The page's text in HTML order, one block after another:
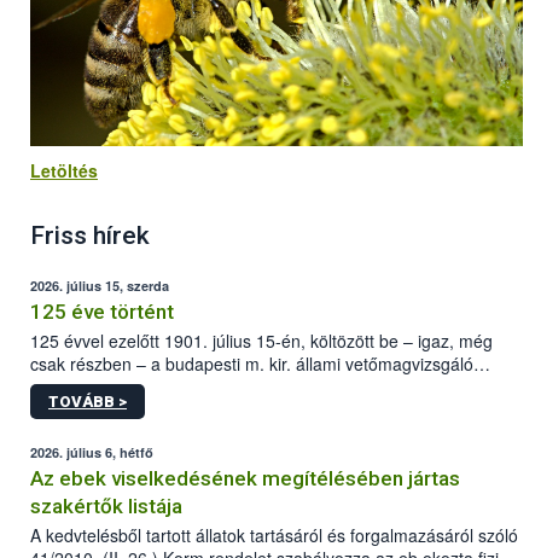
Letöltés
Friss hírek
2026. július 15, szerda
125 éve történt
125 évvel ezelőtt 1901. július 15-én, költözött be – igaz, még
csak részben – a budapesti m. kir. állami vetőmagvizsgáló
állomás a Kis Rókus utca 15. szám alatti, Czigler Győző által
tervezett új épületébe.
TOVÁBB >
2026. július 6, hétfő
Az ebek viselkedésének megítélésében jártas
szakértők listája
A kedvtelésből tartott állatok tartásáról és forgalmazásáról szóló